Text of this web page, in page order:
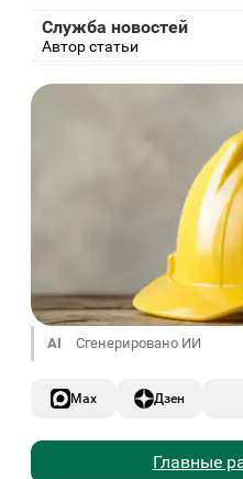
Служба новостей
Автор статьи
AI Сгенерировано ИИ
Max Дзен
Главные